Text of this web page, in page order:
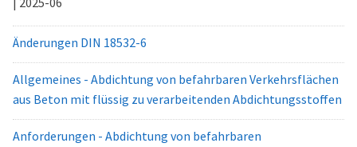
Änderungen DIN 18532-6
Allgemeines - Abdichtung von befahrbaren Verkehrsflächen
aus Beton mit flüssig zu verarbeitenden Abdichtungsstoffen
Anforderungen - Abdichtung von befahrbaren